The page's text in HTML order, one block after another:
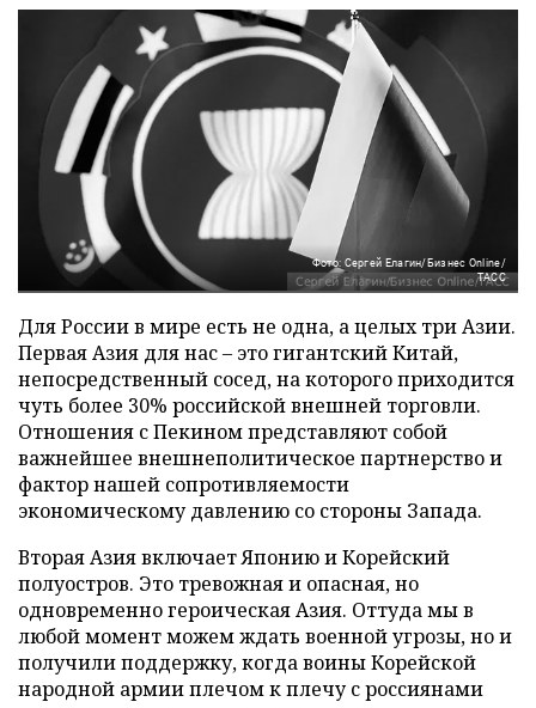
Фото: Сергей Елагин/Бизнес Online/
ТАСС
Для России в мире есть не одна, а целых три Азии.
Первая Азия для нас – это гигантский Китай,
непосредственный сосед, на которого приходится
чуть более 30% российской внешней торговли.
Отношения с Пекином представляют собой
важнейшее внешнеполитическое партнерство и
фактор нашей сопротивляемости
экономическому давлению со стороны Запада.
Вторая Азия включает Японию и Корейский
полуостров. Это тревожная и опасная, но
одновременно героическая Азия. Оттуда мы в
любой момент можем ждать военной угрозы, но и
получили поддержку, когда воины Корейской
народной армии плечом к плечу с россиянами